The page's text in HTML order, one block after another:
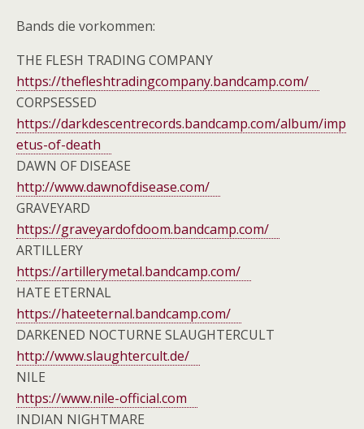
Bands die vorkommen:
THE FLESH TRADING COMPANY
https://thefleshtradingcompany.bandcamp.com/
CORPSESSED
https://darkdescentrecords.bandcamp.com/album/imp
etus-of-death
DAWN OF DISEASE
http://www.dawnofdisease.com/
GRAVEYARD
https://graveyardofdoom.bandcamp.com/
ARTILLERY
https://artillerymetal.bandcamp.com/
HATE ETERNAL
https://hateeternal.bandcamp.com/
DARKENED NOCTURNE SLAUGHTERCULT
http://www.slaughtercult.de/
NILE
https://www.nile-official.com
INDIAN NIGHTMARE